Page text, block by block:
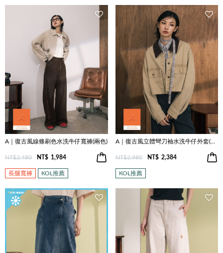
A｜復古風線條刷色水洗牛仔寬褲(兩色)
NT$2,480 NT$ 1,984
長腿寬褲 KOL推薦
A｜復古風立體彎刀袖水洗牛仔外套(兩色)
NT$2,980 NT$ 2,384
KOL推薦